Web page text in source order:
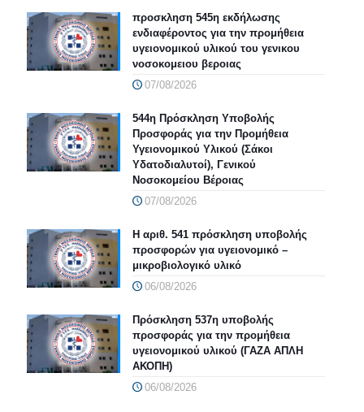
προσκληση 545η εκδήλωσης
ενδιαφέροντος για την προμήθεια
υγειονομικού υλικού του γενικου
νοσοκομειου βεροιας
07/08/2026
544η Πρόσκληση Υποβολής
Προσφοράς για την Προμήθεια
Υγειονομικού Υλικού (Σάκοι
Υδατοδιαλυτοί), Γενικού
Νοσοκομείου Βέροιας
07/08/2026
Η αριθ. 541 πρόσκληση υποβολής
προσφορών για υγειονομικό –
μικροβιολογικό υλικό
06/08/2026
Πρόσκληση 537η υποβολής
προσφοράς για την προμήθεια
υγειονομικού υλικού (ΓΑΖΑ ΑΠΛΗ
ΑΚΟΠΗ)
06/08/2026